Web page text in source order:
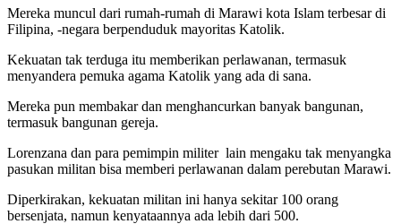
Mereka muncul dari rumah-rumah di Marawi kota Islam terbesar di
Filipina, -negara berpenduduk mayoritas Katolik.
Kekuatan tak terduga itu memberikan perlawanan, termasuk
menyandera pemuka agama Katolik yang ada di sana.
Mereka pun membakar dan menghancurkan banyak bangunan,
termasuk bangunan gereja.
Lorenzana dan para pemimpin militer lain mengaku tak menyangka
pasukan militan bisa memberi perlawanan dalam perebutan Marawi.
Diperkirakan, kekuatan militan ini hanya sekitar 100 orang
bersenjata, namun kenyataannya ada lebih dari 500.